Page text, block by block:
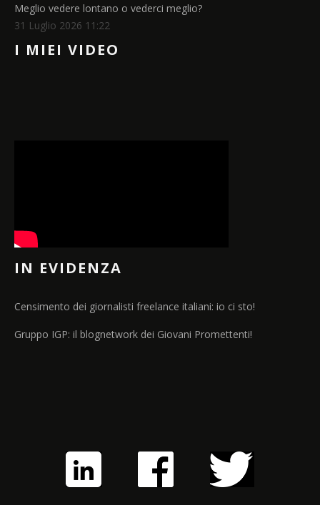
Meglio vedere lontano o vederci meglio?
31 Luglio 2026 11:22
I MIEI VIDEO
IN EVIDENZA
Censimento dei giornalisti freelance italiani: io ci sto!
Gruppo IGP: il blognetwork dei Giovani Promettenti!